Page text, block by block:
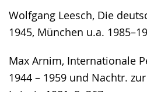
Wolfgang Leesch, Die
1945, München u.a.
Max Arnim, Internationale
1944 – 1959 und Nachtr.